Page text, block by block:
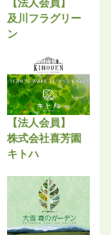
及川フラグリー
ン
【法人会員】
株式会社喜芳園
キトハ